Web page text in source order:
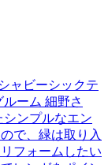
ャビーシックテ
ーム 細野さ
ンプルなエン
で、緑は取り入
フォームしたい